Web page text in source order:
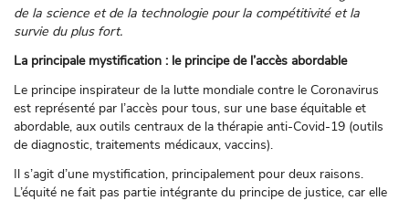
de la science et de la technologie pour la compétitivité et la
survie du plus fort.
La principale mystification : le principe de l’accès abordable
Le principe inspirateur de la lutte mondiale contre le Coronavirus
est représenté par l’accès pour tous, sur une base équitable et
abordable, aux outils centraux de la thérapie anti-Covid-19 (outils
de diagnostic, traitements médicaux, vaccins).
Il s’agit d’une mystification, principalement pour deux raisons.
L’équité ne fait pas partie intégrante du principe de justice, car elle